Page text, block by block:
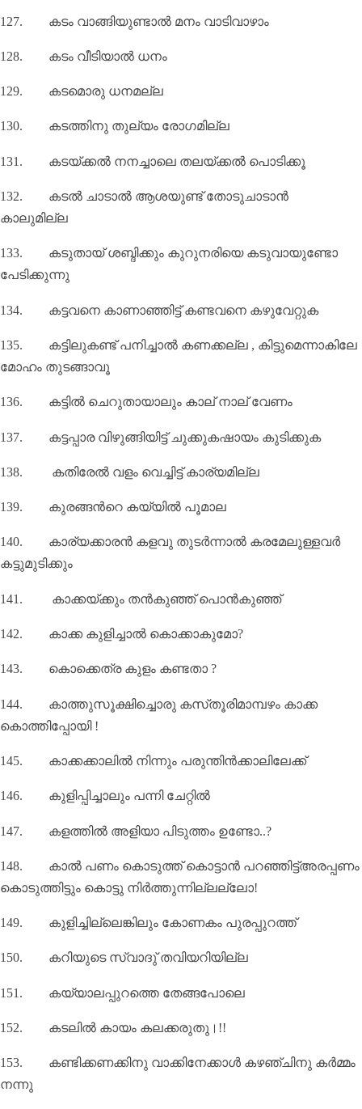
127. കടം വാങ്ങിയുണ്ടാൽ മനം വാടിവാഴാം
128. കടം വീടിയാൽ ധനം
129. കടമൊരു ധനമല്ല
130. കടത്തിനു തുല്യം രോഗമില്ല
131. കടയ്ക്കൽ നനച്ചാലെ തലയ്ക്കൽ പൊടിക്കൂ
132. കടൽ ചാടാൽ ആശയുണ്ട് തോടുചാടാൻ
കാലുമില്ല
133. കടുതായ് ശബ്ദിക്കും കുറുനരിയെ കടുവായുണ്ടോ
പേടിക്കുന്നു
134. കട്ടവനെ കാണാഞ്ഞിട്ട് കണ്ടവനെ കഴുവേറ്റുക
135. കട്ടിലുകണ്ട് പനിച്ചാൽ കണക്കല്ല , കിട്ടുമെന്നാകിലേ
മോഹം തുടങ്ങാവൂ
136. കട്ടിൽ ചെറുതായാലും കാല് നാല് വേണം
137. കട്ടപ്പാര വിഴുങ്ങിയിട്ട് ചുക്കുകഷായം കുടിക്കുക
138. കതിരേൽ വളം വെച്ചിട്ട് കാര്യമില്ല
139. കുരങ്ങന്‍റെ കയ്യില്‍ പൂമാല
140. കാര്യക്കാരൻ കളവു തുടർന്നാൽ കരമേലുള്ളവർ
കട്ടുമുടിക്കും
141. കാക്കയ്‌ക്കും തൻകുഞ്ഞ് പൊൻകുഞ്ഞ്
142. കാക്ക കുളിച്ചാല്‍ കൊക്കാകുമോ?
143. കൊക്കെത്ര കുളം കണ്ടതാ ?
144. കാത്തുസൂക്ഷിച്ചൊരു കസ്‌തൂരിമാമ്പഴം കാക്ക
കൊത്തിപ്പോയി !
145. കാക്കക്കാലില്‍ നിന്നും പരുന്തിന്‍ക്കാലിലേക്ക്
146. കുളിപ്പിച്ചാലും പന്നി ചേറ്റിൽ
147. കളത്തില്‍ അളിയാ പിടുത്തം ഉണ്ടോ..?
148. കാല്‍ പണം കൊടുത്ത് കൊട്ടാന്‍ പറഞ്ഞിട്ട്അരപ്പണം
കൊടുത്തിട്ടും കൊട്ടു നിര്‍ത്തുന്നില്ലല്ലോ!
149. കുളിച്ചില്ലെങ്കിലും കോണകം പുരപ്പുറത്ത്
150. കറിയുടെ സ്വാദു്‌ തവിയറിയില്ല
151. കയ്യാലപ്പുറത്തെ തേങ്ങപോലെ
152. കടലില്‍ കായം കലക്കരുതു।!!
153. കണ്ടിക്കണക്കിനു വാക്കിനേക്കാൾ കഴഞ്ചിനു കർമ്മം
നന്നു